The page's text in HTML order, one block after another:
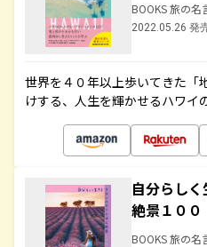
BOOKS 旅の名
2022.05.26 発
世界を４０年以上歩いてきた「
けする、人生を輝かせるハワイ
自分らし
絶景１００
BOOKS 旅の名